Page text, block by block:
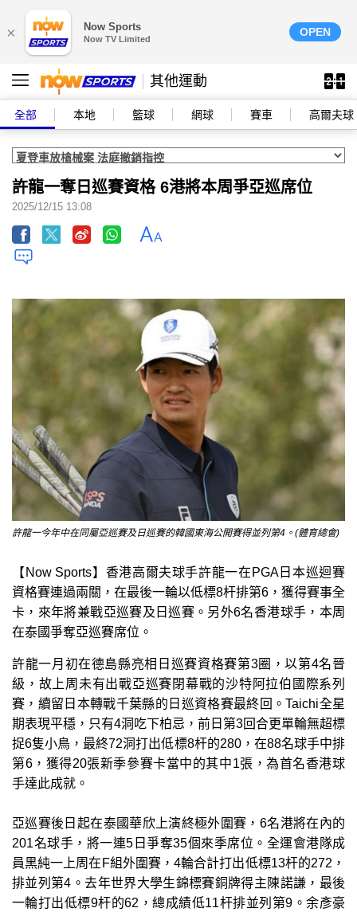
× Now Sports
Now TV Limited
OPEN
其他運動
全部 本地 籃球 網球 賽車 高爾夫球
許龍一奪日巡賽資格 6港將本周爭亞巡席位
2025/12/15 13:08
許龍一今年中在同屬亞巡賽及日巡賽的韓國東海公開賽得並列第4。(體育總會)
【Now Sports】香港高爾夫球手許龍一在PGA日本巡迴賽
資格賽連過兩關，在最後一輪以低標8杆排第6，獲得賽事全
卡，來年將兼戰亞巡賽及日巡賽。另外6名香港球手，本周
在泰國爭奪亞巡賽席位。
許龍一月初在德島縣亮相日巡賽資格賽第3圈，以第4名晉
級，故上周未有出戰亞巡賽閉幕戰的沙特阿拉伯國際系列
賽，續留日本轉戰千葉縣的日巡資格賽最終回。Taichi全星
期表現平穩，只有4洞吃下柏忌，前日第3回合更單輪無超標
捉6隻小鳥，最終72洞打出低標8杆的280，在88名球手中排
第6，獲得20張新季參賽卡當中的其中1張，為首名香港球
手達此成就。
亞巡賽後日起在泰國華欣上演終極外圍賽，6名港將在內的
201名球手，將一連5日爭奪35個來季席位。全運會港隊成
員黑純一上周在F組外圍賽，4輪合計打出低標13杆的272，
排並列第4。去年世界大學生錦標賽銅牌得主陳諾謙，最後
一輪打出低標9杆的62，總成績低11杆排並列第9。余彥豪